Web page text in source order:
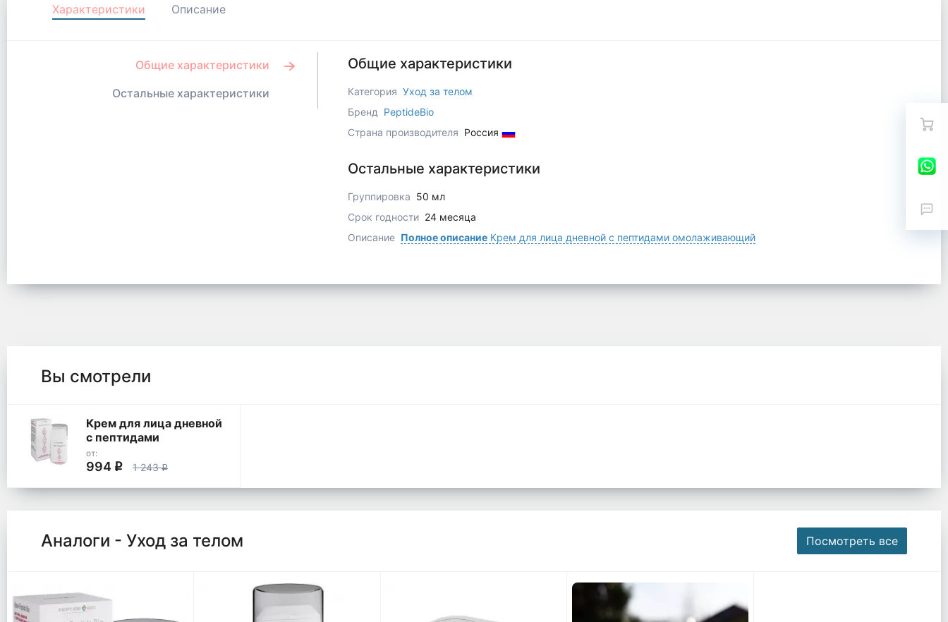
Характеристики Описание
Общие характеристики
Остальные характеристики
Общие характеристики
Категория Уход за телом
Бренд
PeptideBio
Страна производителя Россия
Остальные характеристики
Группировка 50 мл
Срок годности 24 месяца
Описание Полное описаниеКрем для лица дневной с пептидами омолаживающий
Вы смотрели
Крем для лица дневной
с пептидами
омолаживающий
от:
994 q 1 243q
Аналоги - Уход за телом Посмотреть все